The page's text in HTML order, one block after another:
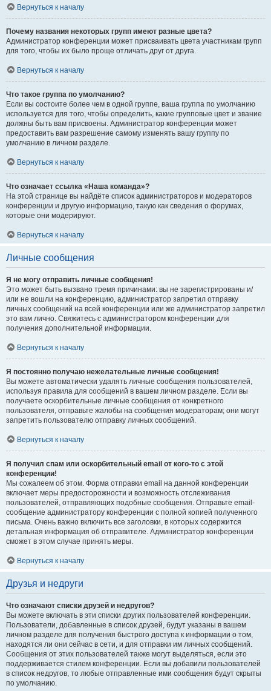
Вернуться к началу
Почему названия некоторых групп имеют разные цвета?
Администратор конференции может присваивать цвета участникам групп
для того, чтобы их было проще отличать друг от друга.
Вернуться к началу
Что такое группа по умолчанию?
Если вы состоите более чем в одной группе, ваша группа по умолчанию
используется для того, чтобы определить, какие групповые цвет и звание
должны быть вам присвоены. Администратор конференции может
предоставить вам разрешение самому изменять вашу группу по
умолчанию в личном разделе.
Вернуться к началу
Что означает ссылка «Наша команда»?
На этой странице вы найдёте список администраторов и модераторов
конференции и другую информацию, такую как сведения о форумах,
которые они модерируют.
Вернуться к началу
Личные сообщения
Я не могу отправить личные сообщения!
Это может быть вызвано тремя причинами: вы не зарегистрированы и/
или не вошли на конференцию, администратор запретил отправку
личных сообщений на всей конференции или же администратор запретил
это вам лично. Свяжитесь с администратором конференции для
получения дополнительной информации.
Вернуться к началу
Я постоянно получаю нежелательные личные сообщения!
Вы можете автоматически удалять личные сообщения пользователей,
используя правила для сообщений в вашем личном разделе. Если вы
получаете оскорбительные личные сообщения от конкретного
пользователя, отправьте жалобы на сообщения модераторам; они могут
запретить пользователю отправку личных сообщений.
Вернуться к началу
Я получил спам или оскорбительный email от кого-то с этой
конференции!
Мы сожалеем об этом. Форма отправки email на данной конференции
включает меры предосторожности и возможность отслеживания
пользователей, отправляющих подобные сообщения. Отправьте email-
сообщение администратору конференции с полной копией полученного
письма. Очень важно включить все заголовки, в которых содержится
детальная информация об отправителе. Администратор конференции
сможет в этом случае принять меры.
Вернуться к началу
Друзья и недруги
Что означают списки друзей и недругов?
Вы можете включать в эти списки других пользователей конференции.
Пользователи, добавленные в список друзей, будут указаны в вашем
личном разделе для получения быстрого доступа к информации о том,
находятся ли они сейчас в сети, и для отправки им личных сообщений.
Сообщения от этих пользователей также могут выделяться, если это
поддерживается стилем конференции. Если вы добавили пользователей
в список недругов, то любые отправленные ими сообщения будут скрыты
по умолчанию.